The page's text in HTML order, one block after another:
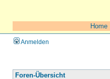
Home
Anmelden
Foren-Übersicht